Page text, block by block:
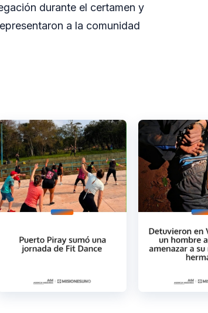
durante el certamen y
a la comunidad